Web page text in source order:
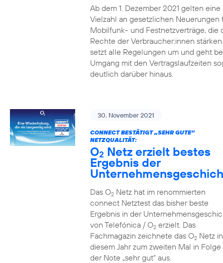
Ab dem 1. Dezember 2021 gelten eine
Vielzahl an gesetzlichen Neuerungen
Mobilfunk- und Festnetzverträge, die
Rechte der Verbraucher:innen
setzt alle Regelungen um und geht
Umgang mit den Vertragslaufzeiten
deutlich darüber hinaus.
30. November 2021
CONNECT BESTÄTIGT „SEHR GUTE“
NETZQUALITÄT:
O2 Netz erzielt bestes
Ergebnis der
Das O2Netz hat im renommierten
connect Netztest das bisher beste
Ergebnis in der
von Telefónica / O2erzielt. Das
Fachmagazin zeichnete das O2Netz in
diesem Jahr zum zweiten Mal in Folge
der Note „sehr gut“ aus.